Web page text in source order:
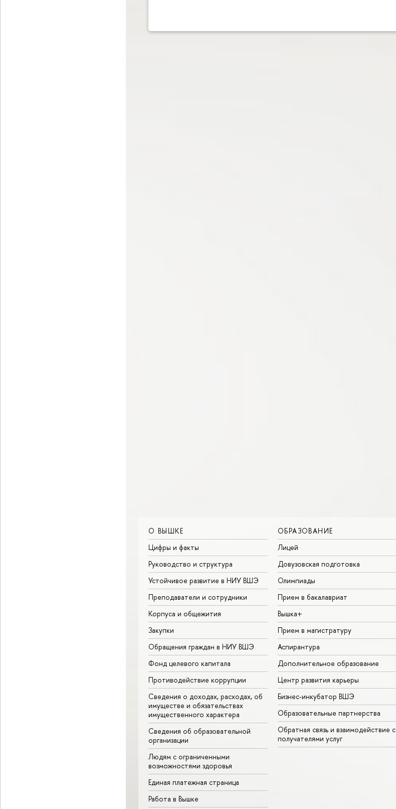
О ВЫШКЕ
Цифры и факты
Руководство и структура
Устойчивое развитие в НИУ ВШЭ
Преподаватели и сотрудники
Корпуса и общежития
Закупки
Обращения граждан в НИУ ВШЭ
Фонд целевого капитала
Противодействие коррупции
Сведения о доходах, расходах, об
имуществе и обязательствах
имущественного характера
Сведения об образовательной
организации
Людям с ограниченными
возможностями здоровья
Единая платежная страница
Работа в Вышке
ОБРАЗОВАНИЕ
Лицей
Довузовская подготовка
Олимпиады
Прием в бакалавриат
Вышка+
Прием в магистратуру
Аспирантура
Дополнительное образование
Центр развития карьеры
Бизнес-инкубатор ВШЭ
Образовательные партнерства
Обратная связь и взаимодействие с
получателями услуг